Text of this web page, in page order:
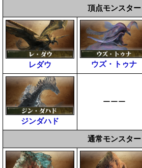
頂点モンスター
レダウ ウズ・トゥナ
ジンダハド
ーーー
通常モンスター